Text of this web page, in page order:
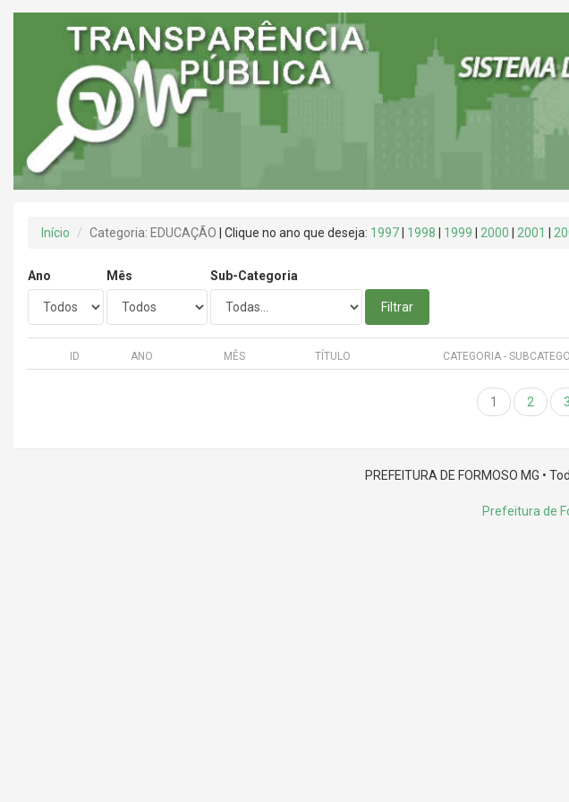
Início Categoria: EDUCAÇÃO | Clique no ano que deseja: 1997 1998 1999 2000 2001
Ano Mês Sub-Categoria
Filtrar
ID ANO MÊS TÍTULO CATEGORIA -
1 2 3
PREFEITURA DE FORMOSO MG •
Prefeitura de